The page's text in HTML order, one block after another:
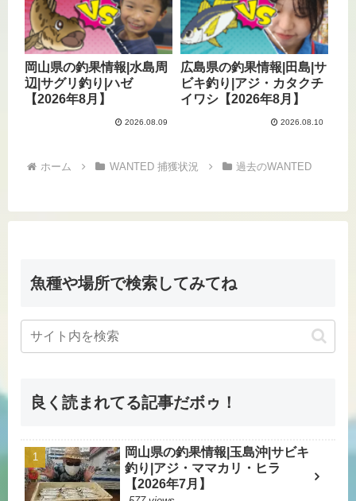
岡山県の釣果情報|水島周
辺|サグリ釣り|ハゼ
【2026年8月】
2026.08.09
広島県の釣果情報|田島|サ
ビキ釣り|アジ・カタクチ
イワシ【2026年8月】
2026.08.10
ホーム WANTED 捕獲状況 過去のWANTED
魚種や場所で検索してみてね
良く読まれてる記事だボゥ！
岡山県の釣果情報|玉島沖|サビキ
釣り|アジ・ママカリ・ヒラ
【2026年7月】